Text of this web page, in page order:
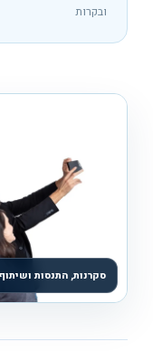
ובקרות
סקרנות, התנסות